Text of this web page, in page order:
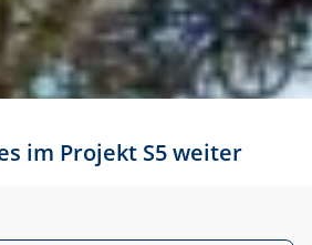
im Projekt S5 weiter